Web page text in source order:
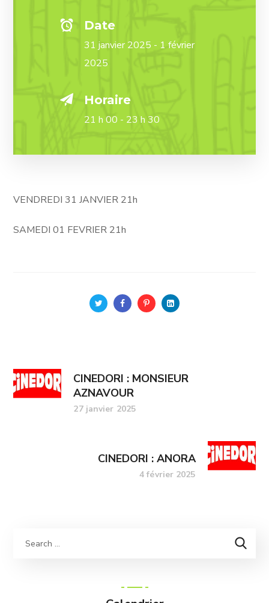
Date
31 janvier 2025 - 1 février
2025
Horaire
21 h 00 - 23 h 30
VENDREDI 31 JANVIER 21h
SAMEDI 01 FEVRIER 21h
CINEDORI : MONSIEUR
AZNAVOUR
27 janvier 2025
CINEDORI : ANORA
4 février 2025